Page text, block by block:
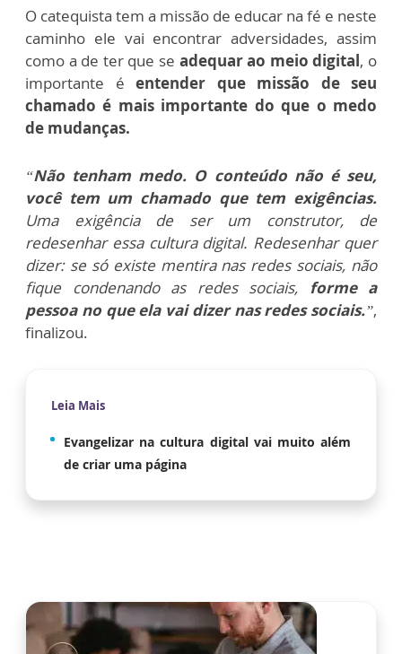
O catequista tem a missão de educar na fé e neste
caminho ele vai encontrar adversidades, assim
como a de ter que se adequar ao meio digital, o
importante é entender que missão de seu
chamado é mais importante do que o medo
de mudanças.
“Não tenham medo. O conteúdo não é seu,
você tem um chamado que tem exigências.
Uma exigência de ser um construtor, de
redesenhar essa cultura digital. Redesenhar quer
dizer: se só existe mentira nas redes sociais, não
fique condenando as redes sociais, forme a
pessoa no que ela vai dizer nas redes sociais.”,
finalizou.
Leia Mais
Evangelizar na cultura digital vai muito além
de criar uma página